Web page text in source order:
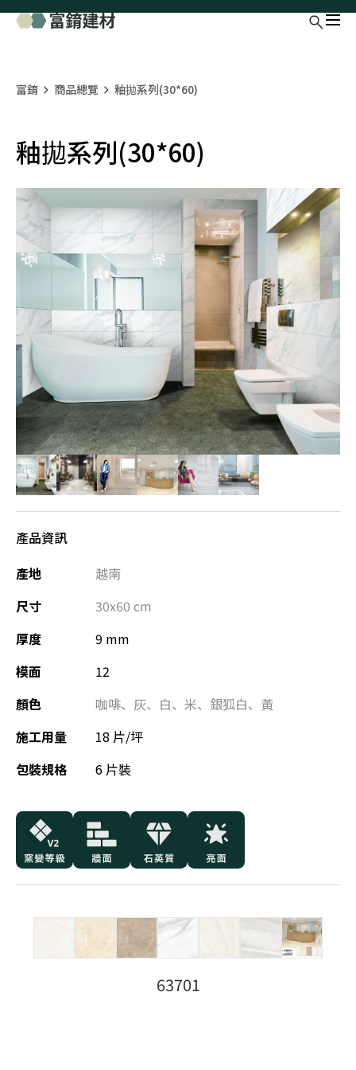
富錥 商品總覽 釉拋系列(30*60)
釉拋系列(30*60)
產品資訊
產地
越南
尺寸
30x60 cm
厚度
9 mm
模面
12
顏色
咖啡、 灰、 白、 米、 銀狐白、 黃
施工用量
18 片/坪
包裝規格
6 片裝
63701